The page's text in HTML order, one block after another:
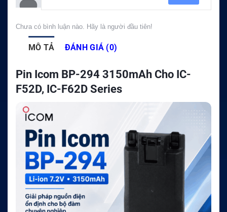
Chưa có bình luận nào. Hãy là người đầu tiên!
MÔ TẢ ĐÁNH GIÁ (0)
Pin Icom BP-294 3150mAh Cho IC-
F52D, IC-F62D Series